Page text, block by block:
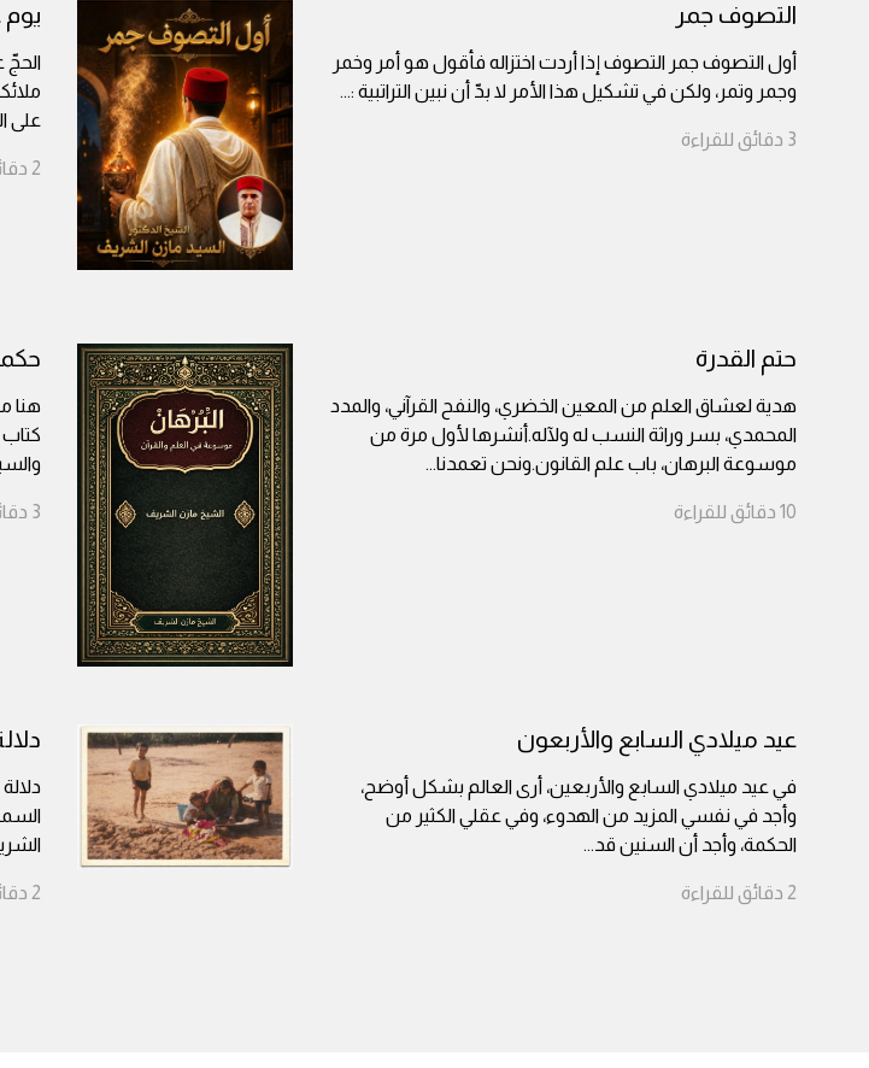
التصوف جمر
أول التصوف جمر التصوف إذا أردت اختزاله فأقول هو أمر وخمر
وجمر وتمر، ولكن في تشكيل هذا الأمر لا بدّ أن نبين التراتبية :...
3 دقائق للقراءة
الحجّ
على
2
حتم القدرة
هدية لعشاق العلم من المعين الخضري، والنفح القرآني، والمدد
المحمدي، بسر وراثة النسب له ولآله.أنشرها لأول مرة من
موسوعة البرهان، باب علم القانون.ونحن تعمدنا...
10 دقائق للقراءة
هنا
3
عيد ميلادي السابع والأربعون
في عيد ميلادي السابع والأربعين، أرى العالم بشكل أوضح،
وأجد في نفسي المزيد من الهدوء، وفي عقلي الكثير من
الحكمة، وأجد أن السنين قد...
2 دقائق للقراءة 2